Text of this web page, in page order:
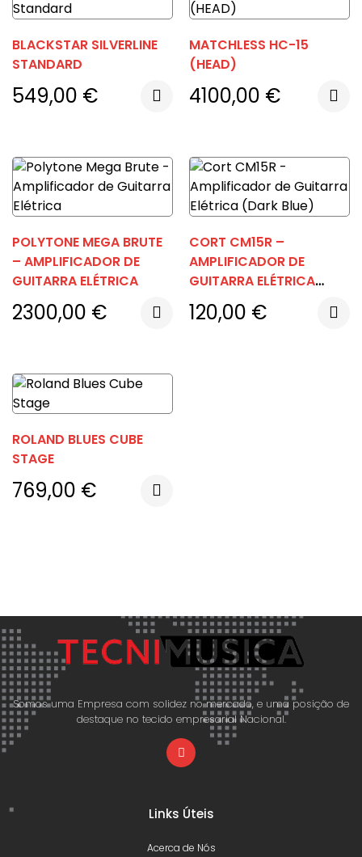
BLACKSTAR SILVERLINE
STANDARD
549,00 €
MATCHLESS HC-15
(HEAD)
4100,00 €
POLYTONE MEGA BRUTE
– AMPLIFICADOR DE
GUITARRA ELÉTRICA
2300,00 €
CORT CM15R –
AMPLIFICADOR DE
GUITARRA ELÉTRICA
(DARK BLUE)
120,00 €
ROLAND BLUES CUBE
STAGE
769,00 €
Somos uma Empresa com solidez no mercado, e uma posição de
destaque no tecido empresarial Nacional.
Links Úteis
Acerca de Nós